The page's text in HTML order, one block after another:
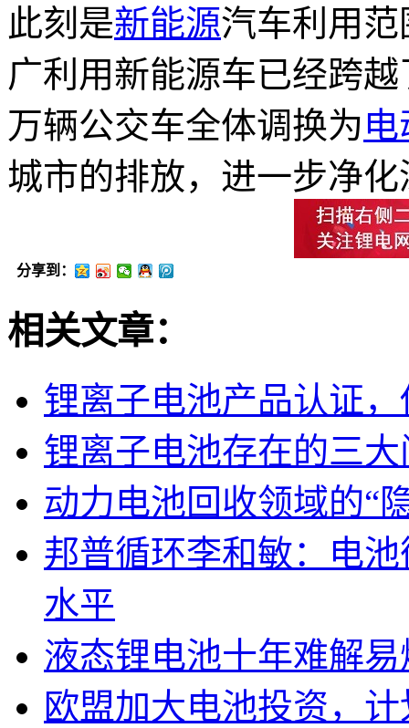
此刻是新能源汽车利用
广利用新能源车已经跨
万辆公交车全体调换为
城市的排放，进一步净
分享到：
相关文章：
锂离子电池产品认证
锂离子电池存在的三大
动力电池回收领域的“
邦普循环李和敏：电
水平
液态锂电池十年难解
欧盟加大电池投资，